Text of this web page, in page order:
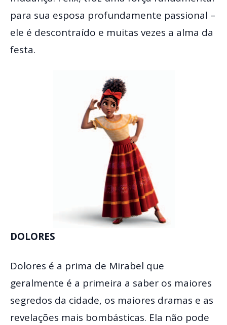
para sua esposa profundamente passional –
ele é descontraído e muitas vezes a alma da
festa.
DOLORES
Dolores é a prima de Mirabel que
geralmente é a primeira a saber os maiores
segredos da cidade, os maiores dramas e as
revelações mais bombásticas. Ela não pode